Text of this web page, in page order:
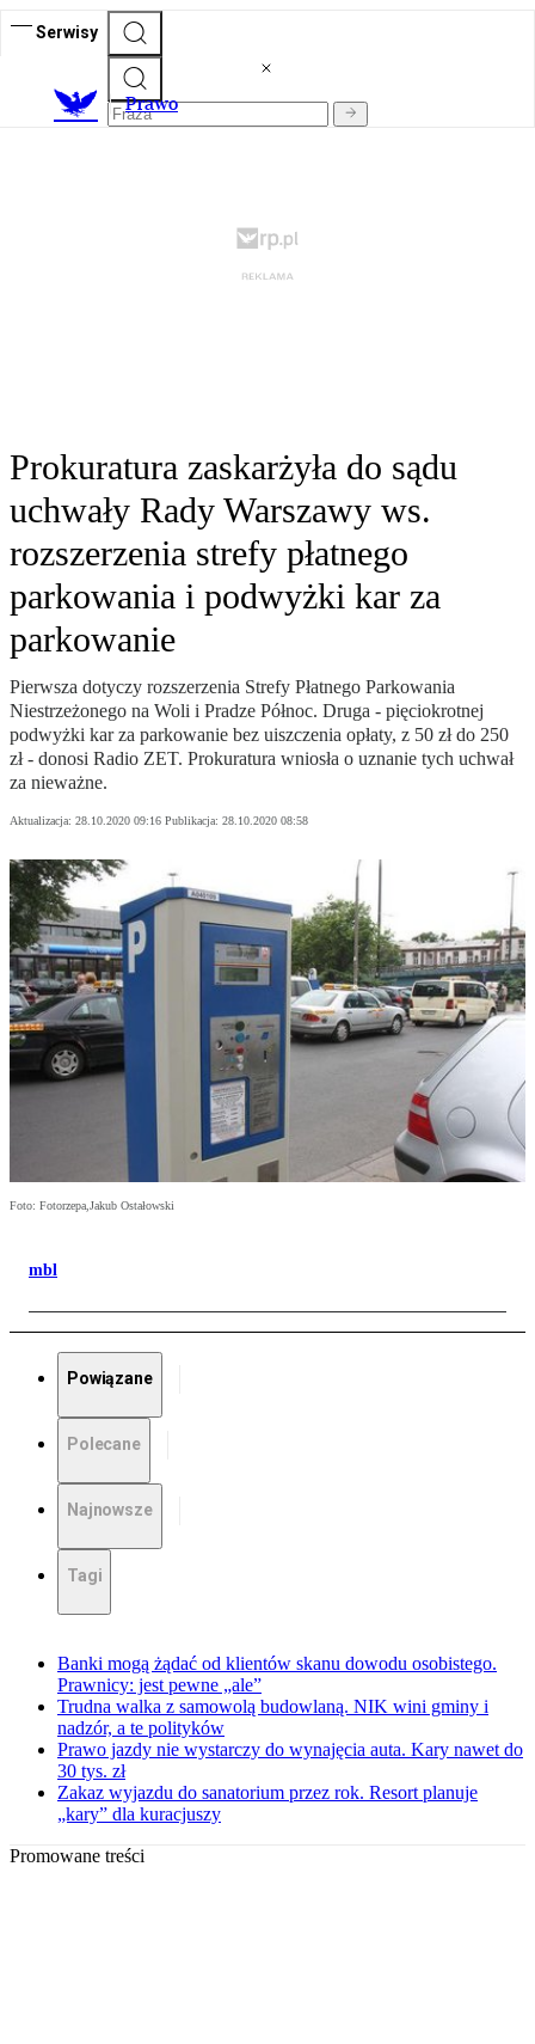
Serwisy
Prawo
Prokuratura zaskarżyła do sądu
uchwały Rady Warszawy ws.
rozszerzenia strefy płatnego
parkowania i podwyżki kar za
parkowanie
Pierwsza dotyczy rozszerzenia Strefy Płatnego Parkowania
Niestrzeżonego na Woli i Pradze Północ. Druga - pięciokrotnej
podwyżki kar za parkowanie bez uiszczenia opłaty, z 50 zł do 250
zł - donosi Radio ZET. Prokuratura wniosła o uznanie tych uchwał
za nieważne.
Aktualizacja: 28.10.2020 09:16 Publikacja: 28.10.2020 08:58
Foto: Fotorzepa,Jakub Ostałowski
mbl
Powiązane
Polecane
Najnowsze
Tagi
Banki mogą żądać od klientów skanu dowodu osobistego.
Prawnicy: jest pewne „ale”
Trudna walka z samowolą budowlaną. NIK wini gminy i
nadzór, a te polityków
Prawo jazdy nie wystarczy do wynajęcia auta. Kary nawet do
30 tys. zł
Zakaz wyjazdu do sanatorium przez rok. Resort planuje
„kary” dla kuracjuszy
Promowane treści